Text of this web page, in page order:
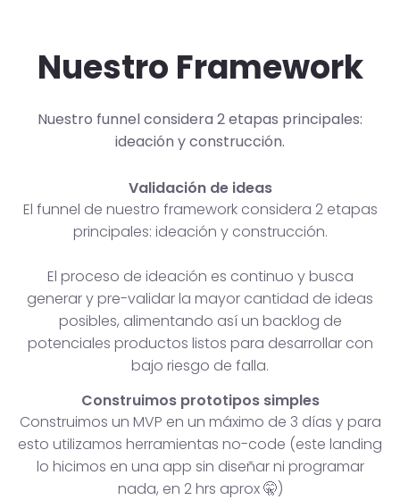
Nuestro Framework
Nuestro funnel considera 2 etapas principales:
ideación y construcción.
Validación de ideas
El funnel de nuestro framework considera 2 etapas
principales: ideación y construcción.
El proceso de ideación es continuo y busca
generar y pre-validar la mayor cantidad de ideas
posibles, alimentando así un backlog de
potenciales productos listos para desarrollar con
bajo riesgo de falla.
Construimos prototipos simples
Construimos un MVP en un máximo de 3 días y para
esto utilizamos herramientas no-code (este landing
lo hicimos en una app sin diseñar ni programar
nada, en 2 hrs aprox 🤫)